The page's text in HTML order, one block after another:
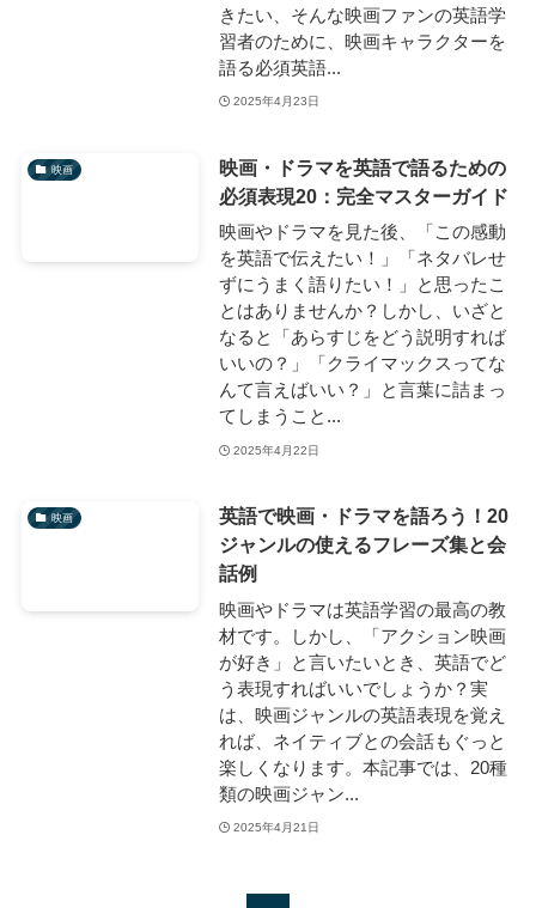
きたい、そんな映画ファンの英語学
習者のために、映画キャラクターを
語る必須英語...
2025年4月23日
映画
映画・ドラマを英語で語るための
必須表現20：完全マスターガイド
映画やドラマを見た後、「この感動
を英語で伝えたい！」「ネタバレせ
ずにうまく語りたい！」と思ったこ
とはありませんか？しかし、いざと
なると「あらすじをどう説明すれば
いいの？」「クライマックスってな
んて言えばいい？」と言葉に詰まっ
てしまうこと...
2025年4月22日
映画
英語で映画・ドラマを語ろう！20
ジャンルの使えるフレーズ集と会
話例
映画やドラマは英語学習の最高の教
材です。しかし、「アクション映画
が好き」と言いたいとき、英語でど
う表現すればいいでしょうか？実
は、映画ジャンルの英語表現を覚え
れば、ネイティブとの会話もぐっと
楽しくなります。本記事では、20種
類の映画ジャン...
2025年4月21日